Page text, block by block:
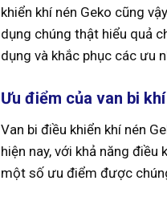
khiển khí nén Geko cũng
dụng chúng thật hiểu quả
dụng và khắc phục các ưu
Ưu điểm của van bi
Van bi điều khiển khí nén
hiện nay, với khả năng
một số ưu điểm được